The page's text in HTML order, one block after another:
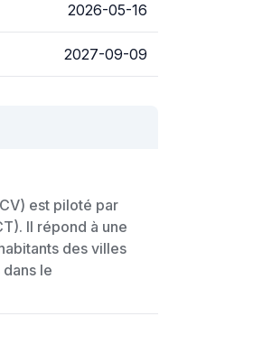
2026-05-16
2027-09-09
est piloté par
Il répond à une
des villes
le